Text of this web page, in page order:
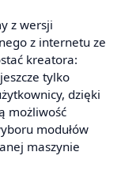
z wersji
z internetu ze
kreatora:
tylko
dzięki
możliwość
modułów
maszynie